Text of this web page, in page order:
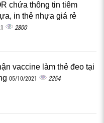
chứa thông tin tiêm
in thẻ nhựa giá rẻ
2800
vaccine làm thẻ đeo tại
05/10/2021 2254